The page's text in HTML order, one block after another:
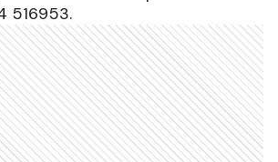
516953.